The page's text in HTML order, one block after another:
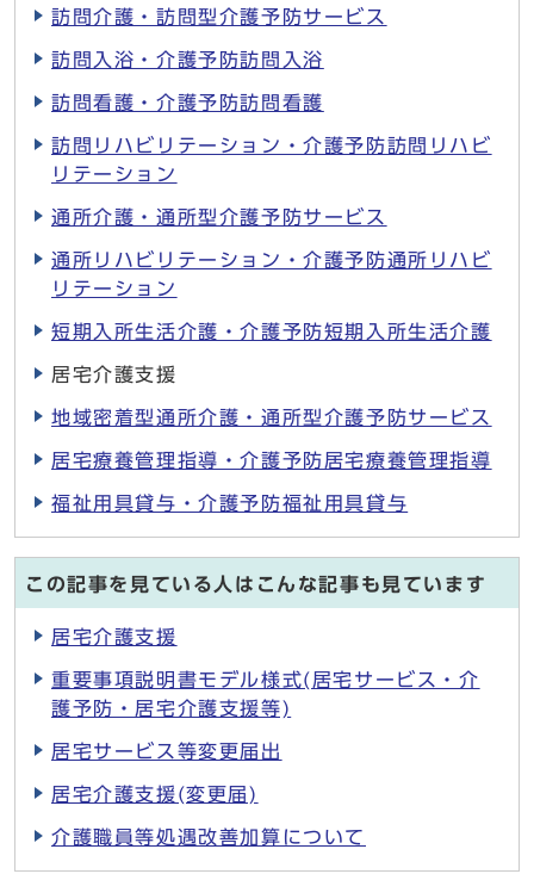
訪問介護・訪問型介護予防サービス
訪問入浴・介護予防訪問入浴
訪問看護・介護予防訪問看護
訪問リハビリテーション・介護予防訪問リハビ
リテーション
通所介護・通所型介護予防サービス
通所リハビリテーション・介護予防通所リハビ
リテーション
短期入所生活介護・介護予防短期入所生活介護
居宅介護支援
地域密着型通所介護・通所型介護予防サービス
居宅療養管理指導・介護予防居宅療養管理指導
福祉用具貸与・介護予防福祉用具貸与
この記事を見ている人はこんな記事も見ています
居宅介護支援
重要事項説明書モデル様式(居宅サービス・介
護予防・居宅介護支援等)
居宅サービス等変更届出
居宅介護支援(変更届)
介護職員等処遇改善加算について